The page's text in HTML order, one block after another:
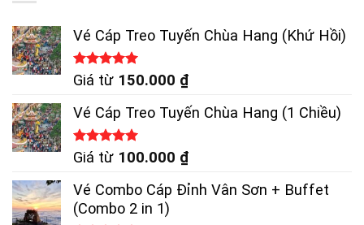
Vé Cáp Treo Tuyến Chùa Hang (Khứ Hồi)
Được xếp
5 sao
Giá từ 150.000 ₫
Vé Cáp Treo Tuyến Chùa Hang (1 Chiều)
Được xếp
5 sao
Giá từ 100.000 ₫
Vé Combo Cáp Đỉnh Vân Sơn + Buffet
(Combo 2 in 1)